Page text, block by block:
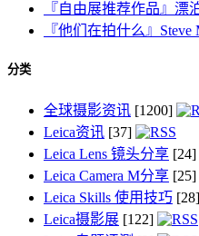
『自由展推荐作品』漂
『他们在拍什么』
分类
全球摄影资讯 [1200]
Leica资讯 [37]
Leica Lens 镜头分享 [24]
Leica Camera M分享 [25]
Leica Skills 使用技巧 [28]
Leica摄影展 [122]